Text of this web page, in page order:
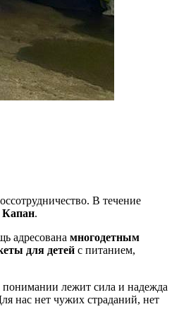
В течение
.
адресована многодетным
для детей с питанием,
лежит сила и надежда
нас нет чужих страданий, нет